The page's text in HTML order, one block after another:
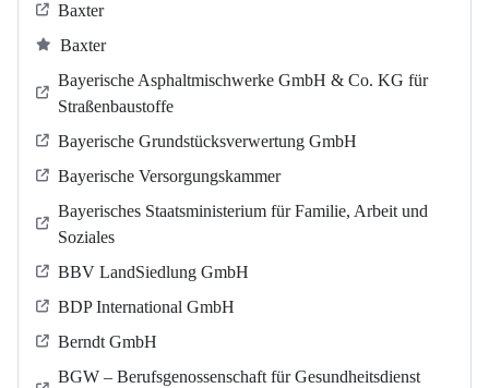
Baxter
Baxter
Bayerische Asphaltmischwerke GmbH & Co. KG für
Straßenbaustoffe
Bayerische Grundstücksverwertung GmbH
Bayerische Versorgungskammer
Bayerisches Staatsministerium für Familie, Arbeit und
Soziales
BBV LandSiedlung GmbH
BDP International GmbH
Berndt GmbH
BGW – Berufsgenossenschaft für Gesundheitsdienst